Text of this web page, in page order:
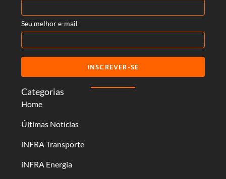
Categorias
Home
Últimas Notícias
iNFRA Transporte
iNFRA Energia
Seu melhor e-mail
INSCREVER-SE